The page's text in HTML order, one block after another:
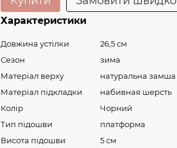
Характеристики
Довжина устілки
26,5 см
Сезон
зима
Матеріал верху
натуральна замша
Матеріал підкладки
набивная шерсть
Колір
Чорний
Тип підошви
платформа
Висота підошви
5 см